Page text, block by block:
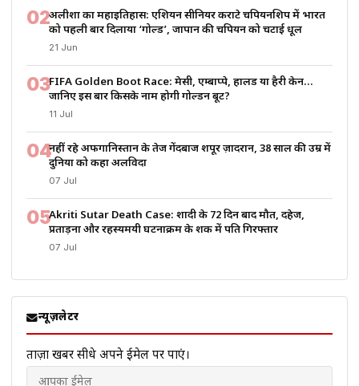
02अलीशा का महाइतिहास: एशियन सीनियर कराटे चैंपियनशिप में भारत
को पहली बार दिलाया ‘गोल्ड’, जापान की चैंपियन को चटाई धूल
21 Jun
03FIFA Golden Boot Race: मेसी, एम्बाप्पे, हालैंड या हैरी केन…
जानिए इस बार किसके नाम होगी गोल्डन बूट?
11 Jul
04नहीं रहे अफगानिस्तान के तेज गेंदबाज शपूर ज़ादरान, 38 साल की उम्र में
दुनिया को कहा अलविदा
07 Jul
05Akriti Sutar Death Case: शादी के 72 दिन बाद मौत, दहेज,
प्रताड़ना और रहस्यमयी घटनाक्रम के शक में पति गिरफ्तार
07 Jul
न्यूज़लेटर
ताज़ा खबरें सीधे अपने ईमेल पर पाएं।